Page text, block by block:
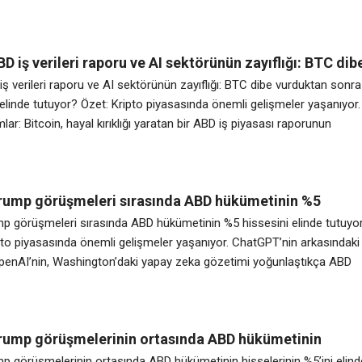
62.850,15 $ değerindeki Bitcoin ve Ethereum (ETH) ile
Bir tüccar şimdi aynı uzun vadeli yaklaşımı, Nasdaq verileriyle
iş verileri raporu ve AI sektörünün zayıflığı: BTC
61 bin doları elinde tutuyor?
verileri raporu ve AI sektörünün zayıflığı: BTC dibe vurduktan sonra
tutuyor? Özet: Kripto piyasasında önemli gelişmeler yaşanıyor.
Bitcoin, hayal kırıklığı yaratan bir ABD iş piyasası raporunun
$ sınırını geri aldı. Kötüleşen istihdam verileri göz önüne
Merkez Bankası’nın (Fed) yakın vadede faiz
görüşmeleri sırasında ABD hükümetinin %5
tutuyor: FT
görüşmeleri sırasında ABD hükümetinin %5 hissesini elinde
piyasasında önemli gelişmeler yaşanıyor. ChatGPT’nin arkasındaki
Washington’daki yapay zeka gözetimi yoğunlaştıkça ABD
hisse senedi vermeyi tartıştığı bildirildi. Financial Times’ın
kaynaklardan alıntı yaptığı haberine göre şirket, potansiyel
görüşmelerinin ortasında ABD hükümetinin
%5’ini elinde tutuyor: FT